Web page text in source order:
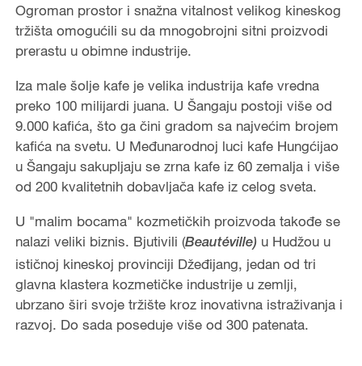
Video
Ogroman prostor i snažna vitalnost velikog kineskog
tržišta omogućili su da mnogobrojni sitni proizvodi
prerastu u obimne industrije.
Iza male šolje kafe je velika industrija kafe vredna
preko 100 milijardi juana. U Šangaju postoji više od
9.000 kafića, što ga čini gradom sa najvećim brojem
kafića na svetu. U Međunarodnoj luci kafe Hungćijao
u Šangaju sakupljaju se zrna kafe iz 60 zemalja i više
od 200 kvalitetnih dobavljača kafe iz celog sveta.
U "malim bocama" kozmetičkih proizvoda takođe se
nalazi veliki biznis. Bjutivili (Beautéville)u Hudžou u
ističnoj kineskoj provinciji Džeđijang, jedan od tri
glavna klastera kozmetičke industrije u zemlji,
ubrzano širi svoje tržište kroz inovativna istraživanja i
razvoj. Do sada poseduje više od 300 patenata.